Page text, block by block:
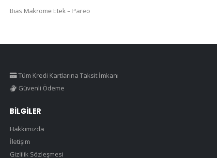
Bias Makrome Etek – Pareo
Tüm Kredi Kartlarına Taksit İmkanı
Güvenli Ödeme
BILGILER
Hakkımızda
İletişim
Gizlilik Sözleşmesi